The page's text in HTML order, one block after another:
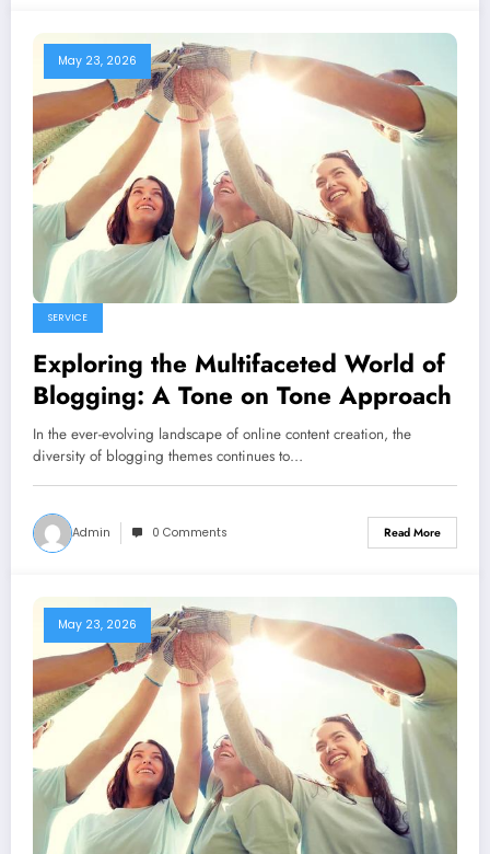
May 23, 2026
SERVICE
Exploring the Multifaceted World of
Blogging: A Tone on Tone Approach
In the ever-evolving landscape of online content creation, the
diversity of blogging themes continues to…
Admin 0 Comments Read More
May 23, 2026